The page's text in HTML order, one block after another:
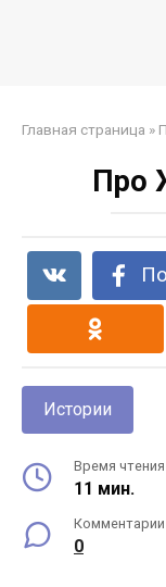
Главная страница »
Про
Истории
Время чтения
11 мин.
Комментарии
0